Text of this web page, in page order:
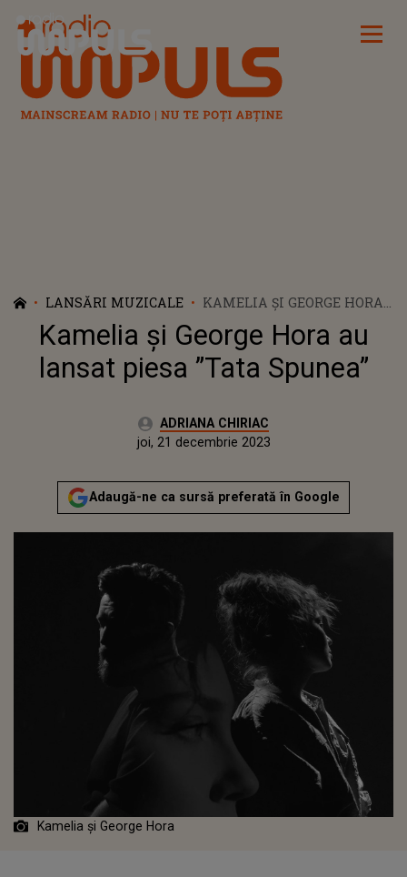
Radio Impuls
LANSĂRI MUZICALE
KAMELIA ȘI GEORGE HORA
AU LANSAT PIESA ”TATA
SPUNEA”
Kamelia și George Hora au
lansat piesa ”Tata Spunea”
Autor:ADRIANA CHIRIAC
miercuri, 21 decembrie 2022
Actualizat:
joi, 21 decembrie 2023
Adaugă-ne ca sursă preferată în Google
Kamelia și George Hora